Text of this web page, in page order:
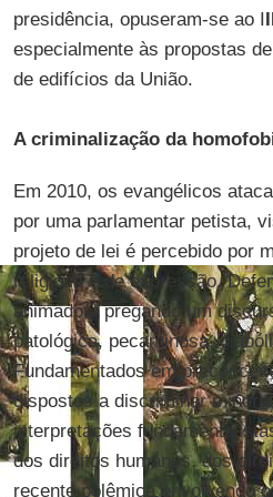
presidência, opuseram-se ao I
especialmente às propostas
de edifícios da União.
A criminalização da
Em 2010, os evangélicos
por uma parlamentar petista,
projeto de lei é percebido por
religiosa e de expressão.
animados, pregando um
patológica, pecaminosa,
Fundamentados em
dispostos a discriminar
interpretações
dos direitos humanos, dos
recente polêmica envolvendo